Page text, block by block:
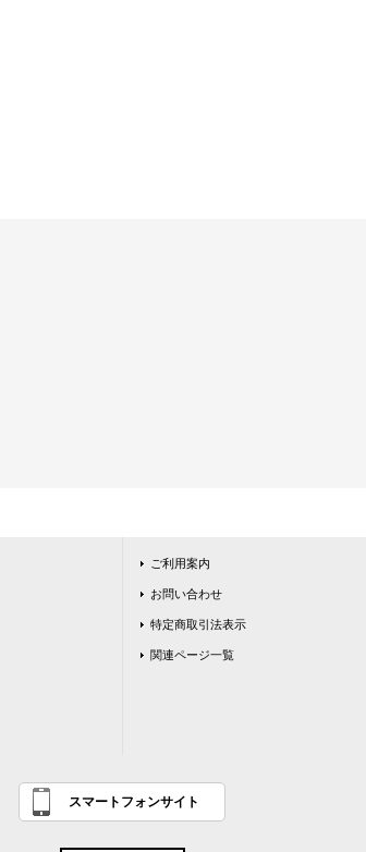
ご利用案内
お問い合わせ
特定商取引法表示
関連ページ一覧
スマートフォンサイト